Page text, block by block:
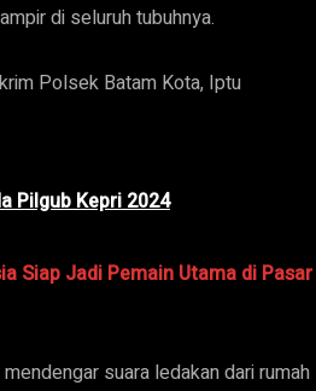
di seluruh tubuhnya.
Polsek Batam Kota, Iptu
Pilgub Kepri 2024
Siap Jadi Pemain Utama di Pasar
suara ledakan dari rumah